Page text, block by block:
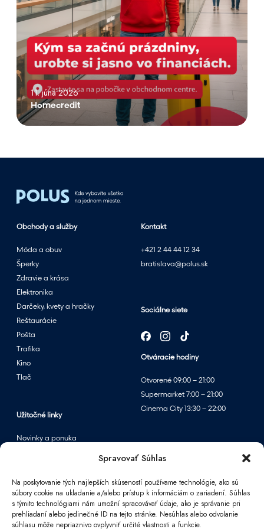
Spravovať Súhlas
Na poskytovanie tých najlepších skúseností používame technológie, ako sú
súbory cookie na ukladanie a/alebo prístup k informáciám o zariadení. Súhlas
s týmito technológiami nám umožní spracovávať údaje, ako je správanie pri
prehliadaní alebo jedinečné ID na tejto stránke. Nesúhlas alebo odvolanie
súhlasu môže nepriaznivo ovplyvniť určité vlastnosti a funkcie.
r
e
d
t
11. júna 2026
Homecredit
Kontakt
+421 2 44 44 12 34
bratislava@polus.sk
Sociálne siete
Otváracie hodiny
Otvorené 09:00 – 21:00
Supermarket 7:00 – 21:00
Cinema City 13:30 – 22:00
Obchody a služby
Móda a obuv
Šperky
Zdravie a krása
Elektronika
Darčeky, kvety a hračky
Reštaurácie
Pošta
Trafika
Kino
Tlač
Užitočné linky
Novinky a ponuka
Informácie